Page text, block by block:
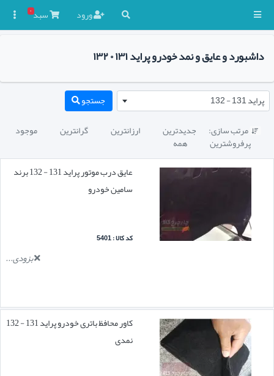
ورود سبد۰
داشبورد و عایق و نمد خودرو پراید ۱۳۱ ۰ ۱۳۲
پراید 131 - 132 جستجو
 مرتب سازی: جدیدترین ارزانترین گرانترین موجود
پرفروشترین
همه
عایق درب موتور پراید 131 - 132 برند
سامین خودرو
کد کالا : 5401
بزودی...
کاور محافظ باتری خودرو پراید 131 - 132
نمدی